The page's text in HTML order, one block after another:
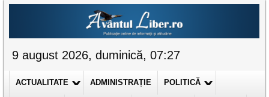
9 august 2026, duminică, 07:27
ACTUALITATE ADMINISTRAȚIE POLITICĂ